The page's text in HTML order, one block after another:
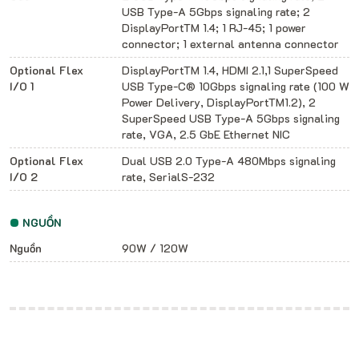
USB Type-A 5Gbps signaling rate; 2
DisplayPortTM 1.4; 1 RJ-45; 1 power
connector; 1 external antenna connector
Optional Flex
I/O 1
DisplayPortTM 1.4, HDMI 2.1,1 SuperSpeed
USB Type-C® 10Gbps signaling rate (100 W
Power Delivery, DisplayPortTM1.2), 2
SuperSpeed USB Type-A 5Gbps signaling
rate, VGA, 2.5 GbE Ethernet NIC
Optional Flex
I/O 2
Dual USB 2.0 Type-A 480Mbps signaling
rate, SerialS-232
NGUỒN
Nguồn
90W / 120W